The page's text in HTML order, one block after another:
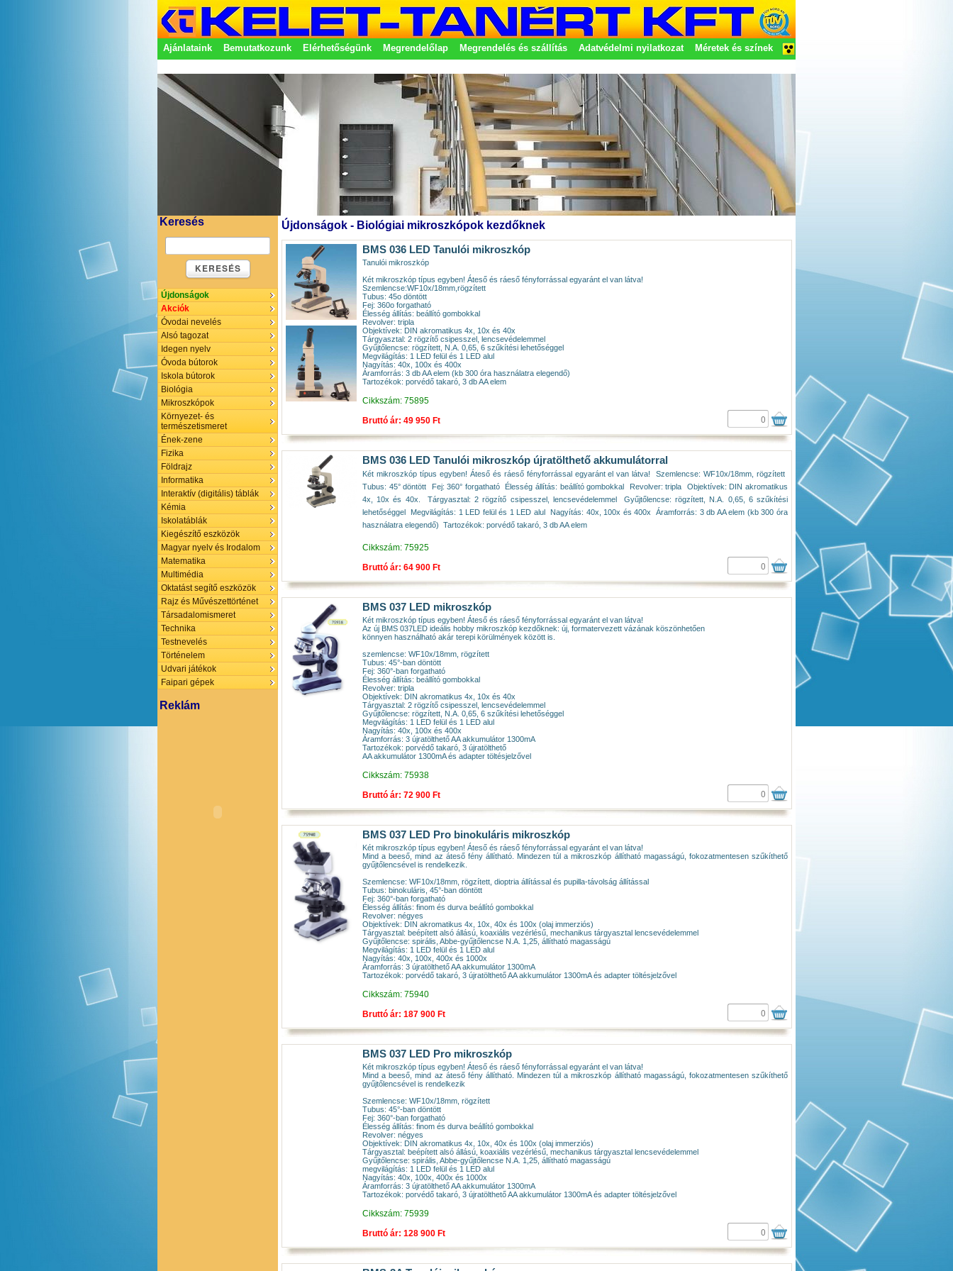
Ajánlataink Bemutatkozunk Elérhetőségünk Megrendelőlap Megrendelés és szállítás Adatvédelmi nyilatkozat
Méretek és színek
Keresés
KERESÉS
Újdonságok
Akciók
Óvodai nevelés
Alsó tagozat
Idegen nyelv
Óvoda bútorok
Iskola bútorok
Biológia
Mikroszkópok
Környezet- és
természetismeret
Ének-zene
Fizika
Földrajz
Informatika
Interaktív (digitális) táblák
Kémia
Iskolatáblák
Kiegészítő eszközök
Magyar nyelv és Irodalom
Matematika
Multimédia
Oktatást segítő eszközök
Rajz és Művészettörténet
Társadalomismeret
Technika
Testnevelés
Történelem
Udvari játékok
Faipari gépek
Reklám
Újdonságok - Biológiai mikroszkópok kezdőknek
BMS 036 LED Tanulói mikroszkóp
Tanulói mikroszkóp
Két mikroszkóp típus egyben! Áteső és ráeső fényforrással egyaránt el van látva!
Szemlencse:WF10x/18mm,rögzített
Tubus: 45o döntött
Fej: 360o forgatható
Élesség állítás: beállító gombokkal
Revolver: tripla
Objektívek: DIN akromatikus 4x, 10x és 40x
Tárgyasztal: 2 rögzítő csipesszel, lencsevédelemmel
Gyűjtőlencse: rögzített, N.A. 0,65, 6 szűkítési lehetőséggel
Megvilágítás: 1 LED felül és 1 LED alul
Nagyítás: 40x, 100x és 400x
Áramforrás: 3 db AA elem (kb 300 óra használatra elegendő)
Tartozékok: porvédő takaró, 3 db AA elem
Cikkszám: 75895
Bruttó ár: 49 950 Ft
BMS 036 LED Tanulói mikroszkóp újratölthető akkumulátorral
Két mikroszkóp típus egyben! Áteső és ráeső fényforrással egyaránt el van látva!  Szemlencse: WF10x/18mm, rögzített 
Tubus: 45° döntött  Fej: 360° forgatható  Élesség állítás: beállító gombokkal  Revolver: tripla  Objektívek: DIN akromatikus
4x, 10x és 40x.  Tárgyasztal: 2 rögzítő csipesszel, lencsevédelemmel  Gyűjtőlencse: rögzített, N.A. 0,65, 6 szűkítési
lehetőséggel  Megvilágítás: 1 LED felül és 1 LED alul  Nagyítás: 40x, 100x és 400x  Áramforrás: 3 db AA elem (kb 300 óra
használatra elegendő)  Tartozékok: porvédő takaró, 3 db AA elem
Cikkszám: 75925
Bruttó ár: 64 900 Ft
BMS 037 LED mikroszkóp
Két mikroszkóp típus egyben! Áteső és ráeső fényforrással egyaránt el van látva!
Az új BMS 037LED ideális hobby mikroszkóp kezdőknek: új, formatervezett vázának köszönhetően
könnyen használható akár terepi körülmények között is.
szemlencse: WF10x/18mm, rögzített
Tubus: 45°-ban döntött
Fej: 360°-ban forgatható
Élesség állítás: beállító gombokkal
Revolver: tripla
Objektívek: DIN akromatikus 4x, 10x és 40x
Tárgyasztal: 2 rögzítő csipesszel, lencsevédelemmel
Gyűjtőlencse: rögzített, N.A. 0,65, 6 szűkítési lehetőséggel
Megvilágítás: 1 LED felül és 1 LED alul
Nagyítás: 40x, 100x és 400x
Áramforrás: 3 újratölthető AA akkumulátor 1300mA
Tartozékok: porvédő takaró, 3 újratölthető
AA akkumulátor 1300mA és adapter töltésjelzővel
Cikkszám: 75938
Bruttó ár: 72 900 Ft
BMS 037 LED Pro binokuláris mikroszkóp
Két mikroszkóp típus egyben! Áteső és ráeső fényforrással egyaránt el van látva!
Mind a beeső, mind az áteső fény állítható. Mindezen túl a mikroszkóp állítható magasságú, fokozatmentesen szűkíthető
gyűjtőlencsével is rendelkezik.
Szemlencse: WF10x/18mm, rögzített, dioptria állítással és pupilla-távolság állítással
Tubus: binokuláris, 45°-ban döntött
Fej: 360°-ban forgatható
Élesség állítás: finom és durva beállító gombokkal
Revolver: négyes
Objektívek: DIN akromatikus 4x, 10x, 40x és 100x (olaj immerziós)
Tárgyasztal: beépített alsó állású, koaxiális vezérlésű, mechanikus tárgyasztal lencsevédelemmel
Gyűjtőlencse: spirális, Abbe-gyűjtőlencse N.A. 1,25, állítható magasságú
Megvilágítás: 1 LED felül és 1 LED alul
Nagyítás: 40x, 100x, 400x és 1000x
Áramforrás: 3 újratölthető AA akkumulátor 1300mA
Tartozékok: porvédő takaró, 3 újratölthető AA akkumulátor 1300mA és adapter töltésjelzővel
Cikkszám: 75940
Bruttó ár: 187 900 Ft
BMS 037 LED Pro mikroszkóp
Két mikroszkóp típus egyben! Áteső és ráeső fényforrással egyaránt el van látva!
Mind a beeső, mind az áteső fény állítható. Mindezen túl a mikroszkóp állítható magasságú, fokozatmentesen szűkíthető
gyűjtőlencsével is rendelkezik
Szemlencse: WF10x/18mm, rögzített
Tubus: 45°-ban döntött
Fej: 360°-ban forgatható
Élesség állítás: finom és durva beállító gombokkal
Revolver: négyes
Objektívek: DIN akromatikus 4x, 10x, 40x és 100x (olaj immerziós)
Tárgyasztal: beépített alsó állású, koaxiális vezérlésű, mechanikus tárgyasztal lencsevédelemmel
Gyűjtőlencse: spirális, Abbe-gyűjtőlencse N.A. 1,25, állítható magasságú
megvilágítás: 1 LED felül és 1 LED alul
Nagyítás: 40x, 100x, 400x és 1000x
Áramforrás: 3 újratölthető AA akkumulátor 1300mA
Tartozékok: porvédő takaró, 3 újratölthető AA akkumulátor 1300mA és adapter töltésjelzővel
Cikkszám: 75939
Bruttó ár: 128 900 Ft